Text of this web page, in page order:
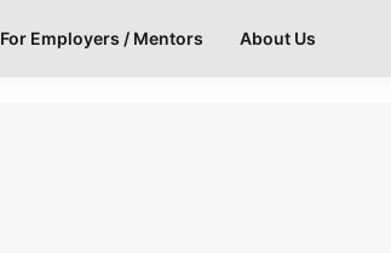
For Employers / Mentors About Us